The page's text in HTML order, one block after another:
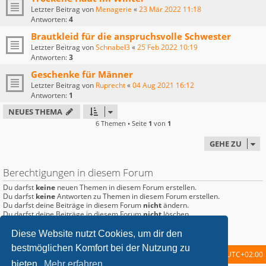
Diese Website nutzt Cookies, um dir den
bestmöglichen Komfort bei der Nutzung zu
Letzter Beitrag von Menagerie «23 Mär 2022 11:18
Antworten:4
Brautkleid für die anspruchsvolle Schwester
Letzter Beitrag vonSchnabel3«25 Feb 2022 10:19
Antworten:3
Geschenke für Männer
Letzter Beitrag von Ruprecht«04 Aug 2021 16:12
Antworten: 1
NEUES THEMA
6 Themen • Seite 1 von 1
GEHE ZU
Berechtigungen in diesem Forum
Du darfst keine neuen Themen in diesem Forum erstellen.
Du darfst keineAntworten zu Themen in diesem Forum erstellen.
Du darfst deine Beiträge in diesem Forum nichtändern.
Du darfst deine Beiträge in diesem Forumnichtlöschen.
Startseite Foren-Übersicht Alle Zeiten sind UTC+02:00